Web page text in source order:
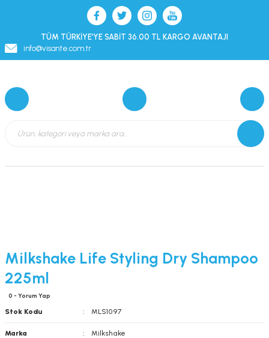
TÜM TÜRKİYE’YE SABİT 36.00 TL KARGO AVANTAJI
info@visante.com.tr
Milkshake Life Styling Dry Shampoo
225ml
0 - Yorum Yap
Stok Kodu MLS1097
Marka Milkshake